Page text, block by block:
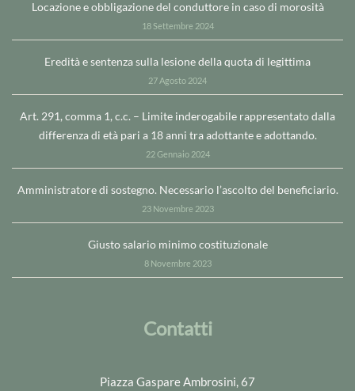
Locazione e obbligazione del conduttore in caso di morosità
18 Settembre 2024
Eredità e sentenza sulla lesione della quota di legittima
27 Agosto 2024
Art. 291, comma 1, c.c. – Limite inderogabile rappresentato dalla
differenza di età pari a 18 anni tra adottante e adottando.
22 Gennaio 2024
Amministratore di sostegno. Necessario l’ascolto del beneficiario.
23 Novembre 2023
Giusto salario minimo costituzionale
8 Novembre 2023
Contatti
Piazza Gaspare Ambrosini, 67